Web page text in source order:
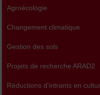
Agroécologie
Changement climatique
Gestion des sols
Projets de recherche ARAD2
Réductions d'intrants en